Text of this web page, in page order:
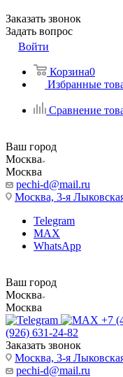
Заказать звонок
Задать вопрос
Войти
Корзина0
Избранные
Сравнение
Ваш город
Москва
Москва
pechi-d@mail.ru
Москва, 3-я
Telegram
MAX
WhatsApp
Ваш город
Москва
Москва
+7
(926) 631-24-82
Заказать звонок
Москва, 3-я
pechi-d@mail.ru